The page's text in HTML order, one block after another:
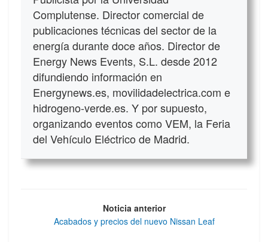
Complutense. Director comercial de
publicaciones técnicas del sector de la
energía durante doce años. Director de
Energy News Events, S.L. desde 2012
difundiendo información en
Energynews.es, movilidadelectrica.com e
hidrogeno-verde.es. Y por supuesto,
organizando eventos como VEM, la Feria
del Vehículo Eléctrico de Madrid.
Noticia anterior
Acabados y precios del nuevo Nissan Leaf